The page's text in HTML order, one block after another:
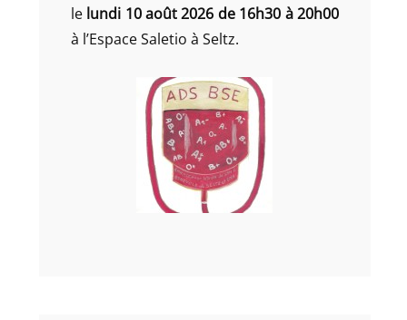
le lundi 10 août 2026 de 16h30 à 20h00
à l’Espace Saletio à Seltz.